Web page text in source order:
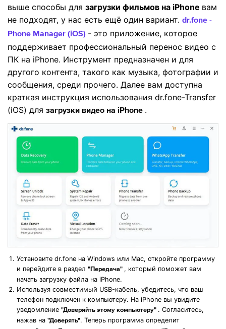
выше способы для загрузки фильмов на iPhone вам
не подходят, у нас есть ещё один вариант. dr.fone -
Phone Manager (iOS) - это приложение, которое
поддерживает профессиональный перенос видео с
ПК на iPhone. Инструмент предназначен и для
другого контента, такого как музыка, фотографии и
сообщения, среди прочего. Далее вам доступна
краткая инструкция использования dr.fone-Transfer
(iOS) для загрузки видео на iPhone .
Установите dr.fone на Windows или Mac, откройте программу
и перейдите в раздел "Передача" , который поможет вам
начать загрузку файла на iPhone.
Используя совместимый USB-кабель, убедитесь, что ваш
телефон подключен к компьютеру. На iPhone вы увидите
уведомление "Доверяйть этому компьютеру" . Согласитесь,
нажав на "Доверять". Теперь программа определит